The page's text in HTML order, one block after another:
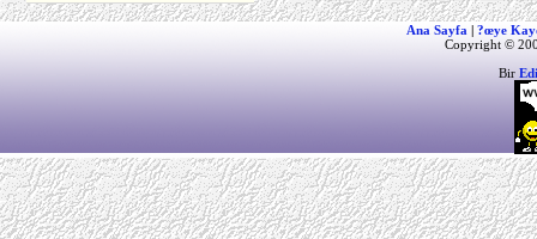
Ana Sayfa | ?œye
Copyright ©
Bir